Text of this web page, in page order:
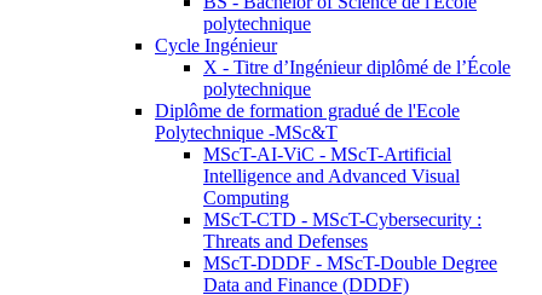
polytechnique
Cycle Ingénieur
X - Titre d’Ingénieur diplômé de l’École
polytechnique
Diplôme de formation gradué de l'Ecole
Polytechnique -MSc&T
MScT-AI-ViC - MScT-Artificial
Intelligence and Advanced Visual
Computing
MScT-CTD - MScT-Cybersecurity :
Threats and Defenses
MScT-DDDF - MScT-Double Degree
Data and Finance (DDDF)